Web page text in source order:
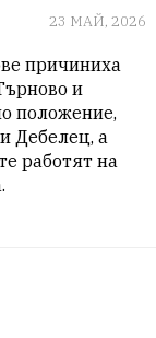
23 МАЙ, 2026
причиниха
и
положение,
Дебелец, а
работят на